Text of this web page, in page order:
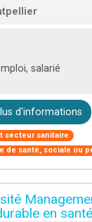
salarié
d'informations
secteur sanitaire
de santé, sociale ou
en